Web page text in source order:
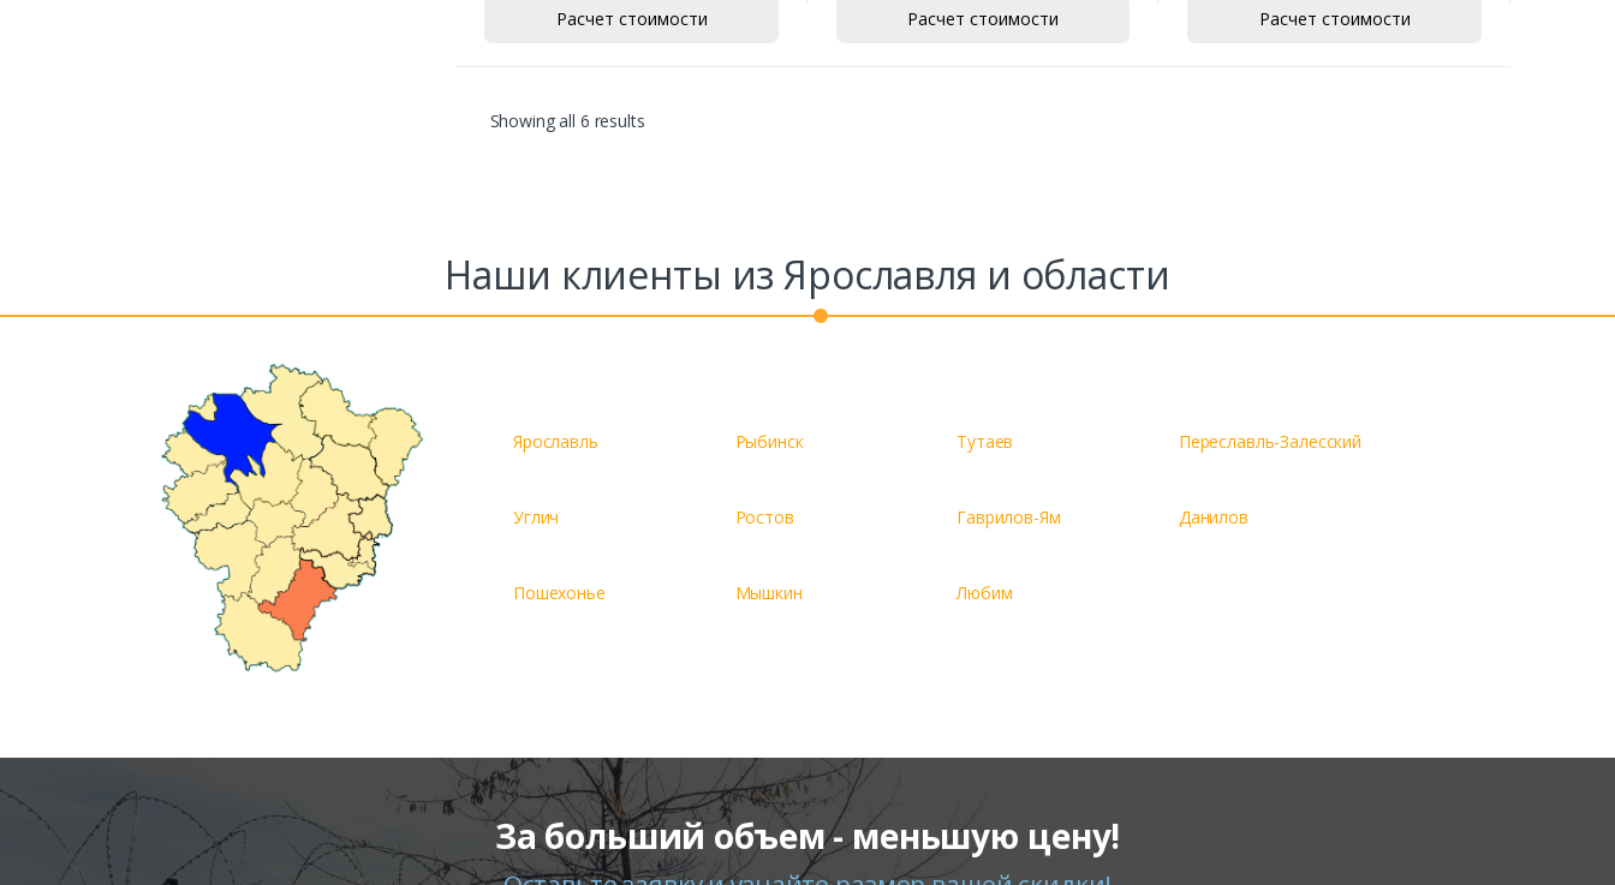
Расчет стоимости Расчет стоимости Расчет стоимости
Showing all 6 results
Наши клиенты из Ярославля и области
Ярославль Рыбинск Тутаев Переславль-Залесский
Углич Ростов Гаврилов-Ям Данилов
Пошехонье Мышкин Любим
За больший объем - меньшую цену!